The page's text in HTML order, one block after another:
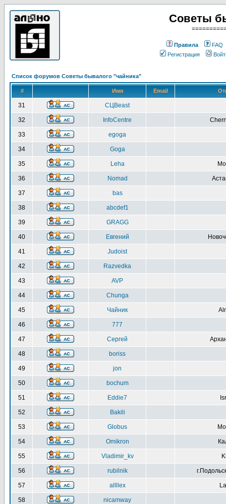
Советы
Правила
FAQ
Регистрация
Список форумов Советы бывалого "чайника"
# Имя Email
31 СЦBeast
32 InfoCentre
33 egoga
34 Goga
35 Leha
36 Nomad
37 bas
38 abcdef1
39 GRAGG
40 Евгений
41 Judoist
42 Razvedka
43 AVP
44 Chunga
45 Чайник
46 777
47 Сергей
48 boriss
49 jon
50 bochum
51 Eddie7
52 Bakili
53 Globus
54 Omikron
55 Vladimir_kv
56 rubilnik
57 allllex
58 nicamway